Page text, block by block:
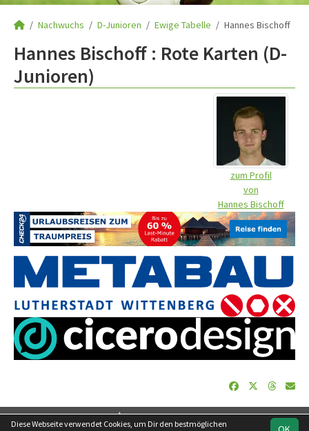
Nachwuchs D-Junioren Ewige Tabelle Hannes Bischoff
Hannes Bischoff : Rote Karten (D-
Junioren)
zum Profil
von
Hannes Bischoff
soccero.de
Diese Webseite verwendet Cookies, um Dir den bestmöglichen